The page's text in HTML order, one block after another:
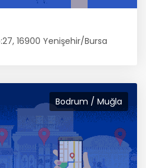
16900 Yenişehir/Bursa
Bodrum / Muğla